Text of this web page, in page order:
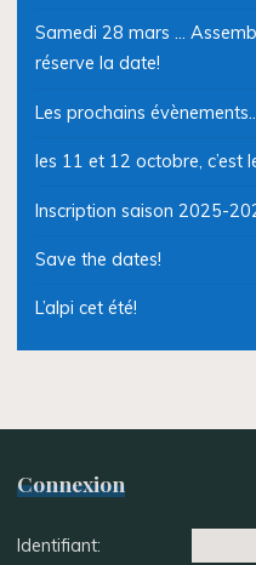
Samedi 28 mars …
réserve la date!
Les prochains
les 11 et 12 octobre, c’est
Inscription saison 2025-
Save the dates!
L’alpi cet été!
Connexion
Identifiant: